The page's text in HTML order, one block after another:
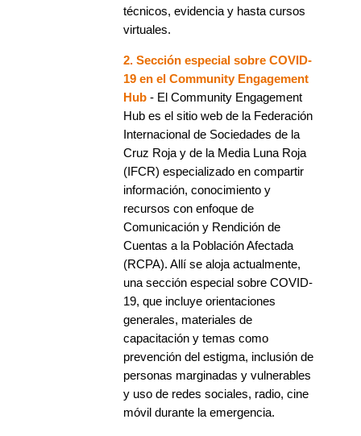
técnicos, evidencia y hasta cursos
virtuales.
2. Sección especial sobre COVID-
19 en el Community Engagement
Hub - El Community Engagement
Hub es el sitio web de la Federación
Internacional de Sociedades de la
Cruz Roja y de la Media Luna Roja
(IFCR) especializado en compartir
información, conocimiento y
recursos con enfoque de
Comunicación y Rendición de
Cuentas a la Población Afectada
(RCPA). Allí se aloja actualmente,
una sección especial sobre COVID-
19, que incluye orientaciones
generales, materiales de
capacitación y temas como
prevención del estigma, inclusión de
personas marginadas y vulnerables
y uso de redes sociales, radio, cine
móvil durante la emergencia.